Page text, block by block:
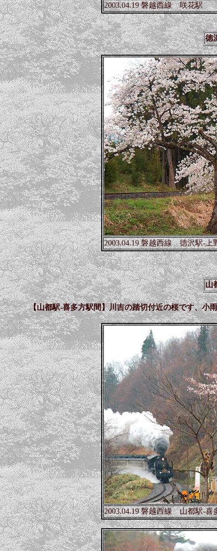
2003.04.19 磐越西線 咲花駅
徳
2003.04.19 磐越西線 徳沢駅-上
山
【山都駅-喜多方駅間】川吉の踏切付近の桜です、小
2003.04.19 磐越西線 山都駅-喜